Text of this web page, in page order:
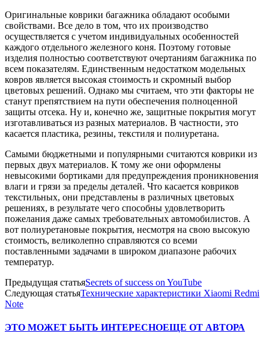
Оригинальные коврики багажника обладают особыми
свойствами. Все дело в том, что их производство
осуществляется с учетом индивидуальных особенностей
каждого отдельного железного коня. Поэтому готовые
изделия полностью соответствуют очертаниям багажника по
всем показателям. Единственным недостатком модельных
ковров является высокая стоимость и скромный выбор
цветовых решений. Однако мы считаем, что эти факторы не
станут препятствием на пути обеспечения полноценной
защиты отсека. Ну и, конечно же, защитные покрытия могут
изготавливаться из разных материалов. В частности, это
касается пластика, резины, текстиля и полиуретана.
Самыми бюджетными и популярными считаются коврики из
первых двух материалов. К тому же они оформлены
невысокими бортиками для предупреждения проникновения
влаги и грязи за пределы деталей. Что касается ковриков
текстильных, они представлены в различных цветовых
решениях, в результате чего способны удовлетворить
пожелания даже самых требовательных автомобилистов. А
вот полиуретановые покрытия, несмотря на свою высокую
стоимость, великолепно справляются со всеми
поставленными задачами в широком диапазоне рабочих
температур.
Предыдущая статьяSecrets of success on YouTube
Следующая статьяТехнические характеристики Xiaomi Redmi
Note
ЭТО МОЖЕТ БЫТЬ ИНТЕРЕСНОЕЩЕ ОТ АВТОРА